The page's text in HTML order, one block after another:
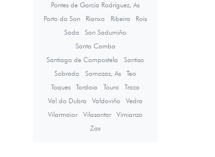
Pontes de García Rodríguez, As
Porto do Son
Rianxo Ribeira
Rois
Sada
San Sadurniño
Santa Comba
Santiago de Compostela
Santiso
Sobrado
Somozas, As
Teo
Toques
Tordoia Touro
Trazo
Val do Dubra
Valdoviño
Vedra
Vilarmaior
Vilasantar
Vimianzo
Zas